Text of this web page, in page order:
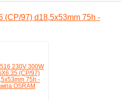
(CP/97) d18,5x53mm 75h -